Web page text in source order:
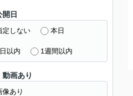
開日
定しない 本日
以内 1週間以内
動画あり
像あり